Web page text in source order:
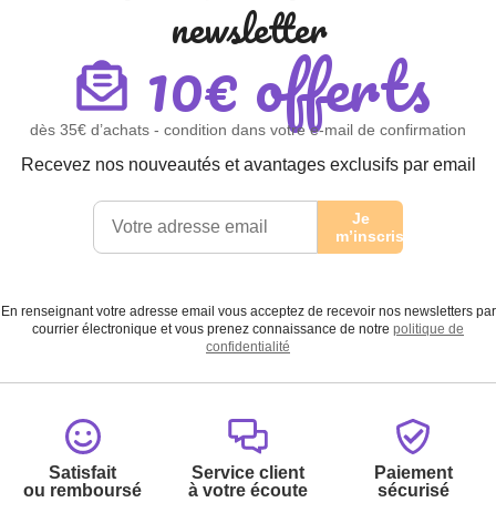
newsletter
10€ offerts
dès 35€ d’achats - condition dans votre e-mail de confirmation
Recevez nos nouveautés et avantages exclusifs par email
Je
m’inscris
En renseignant votre adresse email vous acceptez de recevoir nos newsletters par
courrier électronique et vous prenez connaissance de notre politique de
confidentialité
Satisfait
ou remboursé
Service client
à votre écoute
Paiement
sécurisé